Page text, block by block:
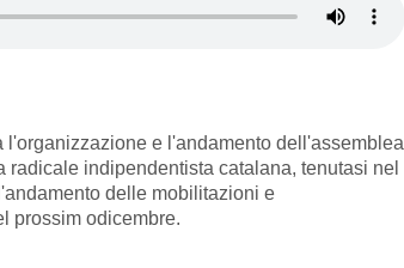
e l'andamento dell'assemblea
indipendentista catalana, tenutasi nel
delle mobilitazioni e
prossim odicembre.